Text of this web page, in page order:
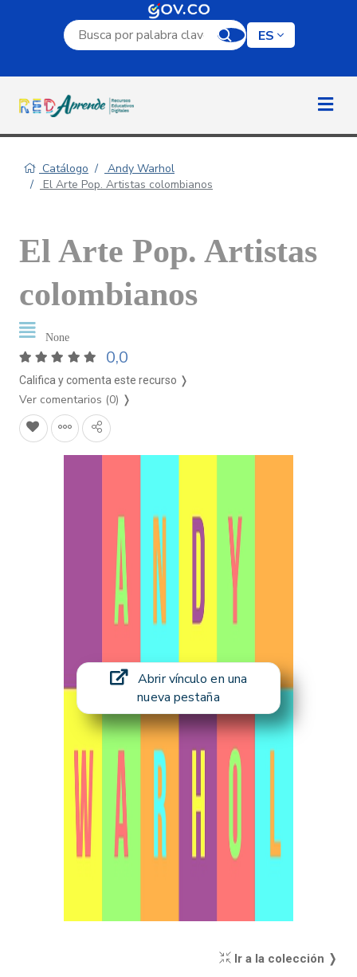
Campo de búsqueda por palabra clave
ES
Catálogo
Andy Warhol
El Arte Pop. Artistas colombianos
El Arte Pop. Artistas
colombianos
None
0,0
Califica y comenta este recurso ❭
Ver comentarios (0) ❭
Abrir vínculo en una
nueva pestaña
Ir a la colección ❭